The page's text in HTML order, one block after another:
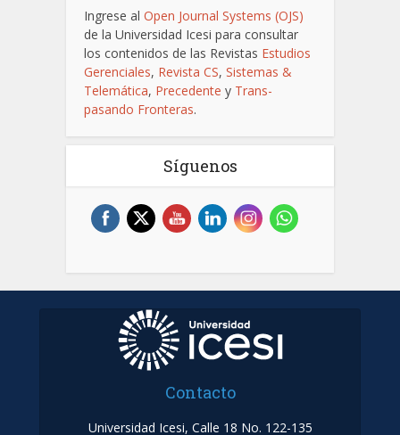
Ingrese al Open Journal Systems (OJS)
de la Universidad Icesi para consultar
los contenidos de las Revistas Estudios
Gerenciales, Revista CS, Sistemas &
Telemática, Precedente y Trans-
pasando Fronteras.
Síguenos
Contacto
Universidad Icesi, Calle 18 No. 122-135